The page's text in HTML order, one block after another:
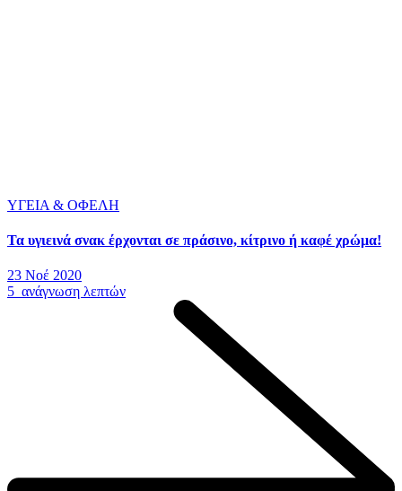
ΥΓΕΙΑ & ΟΦΕΛΗ
Τα υγιεινά σνακ έρχονται σε πράσινο, κίτρινο ή καφέ χρώμα!
23 Νοέ 2020
5 ανάγνωση λεπτών